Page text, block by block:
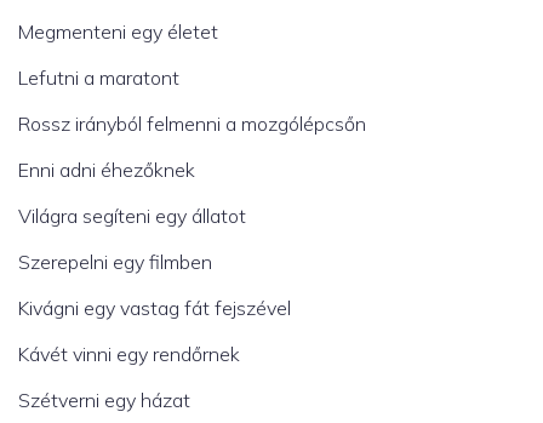
Megmenteni egy életet
Lefutni a maratont
Rossz irányból felmenni a mozgólépcsőn
Enni adni éhezőknek
Világra segíteni egy állatot
Szerepelni egy filmben
Kivágni egy vastag fát fejszével
Kávét vinni egy rendőrnek
Szétverni egy házat